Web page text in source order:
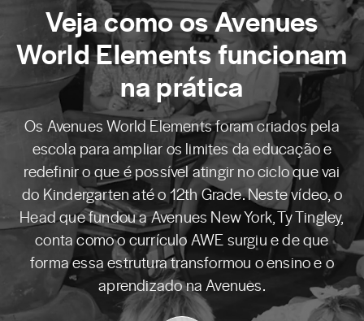
Veja como os Avenues
World Elements funcionam
na prática
Os Avenues World Elements foram criados pela
escola para ampliar os limites da educação e
redefinir o que é possível atingir no ciclo que vai
do Kindergarten até o 12th Grade. Neste vídeo, o
Head que fundou aAvenues New York, Ty Tingley,
conta como o currículo AWE surgiu e de que
forma essa estrutura transformou o ensino e o
aprendizado na Avenues.